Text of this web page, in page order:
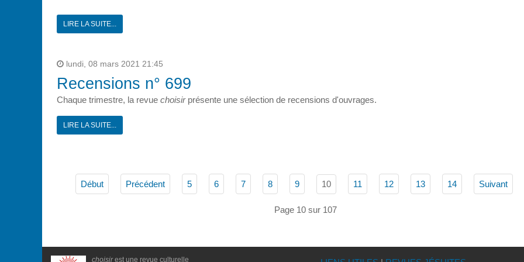
LIRE LA SUITE...
lundi, 08 mars 2021 21:45
Recensions n° 699
Chaque trimestre, la revue choisirprésente une sélection de recensions d'ouvrages.
LIRE LA SUITE...
Début Précédent 5 6 7 8 9 10 11 12 13 14 Suivant
Page 10 sur 107
choisirest une revue culturelle